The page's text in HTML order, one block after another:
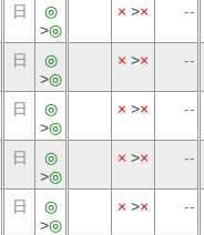
日
◎
>◎
× >× --
日
◎
>◎
× >× --
日
◎
>◎
× >× --
日
◎
>◎
× >× --
日
◎
>◎
× >× --